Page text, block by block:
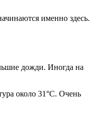
именно здесь.
дожди. Иногда на
около 31°C. Очень